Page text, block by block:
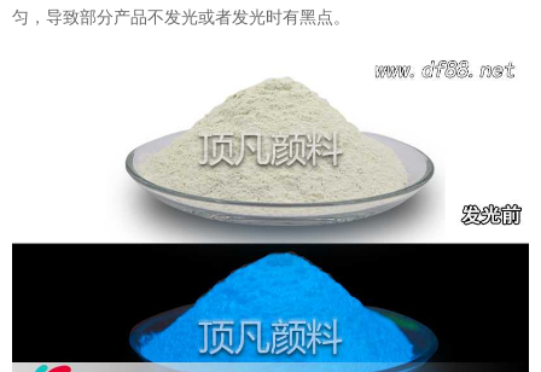
匀，导致部分产品不发光或者发光时有黑点。